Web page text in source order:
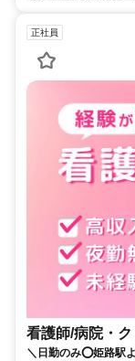
正社員
看護師/病院・
＼日勤のみ⭕姫路駅